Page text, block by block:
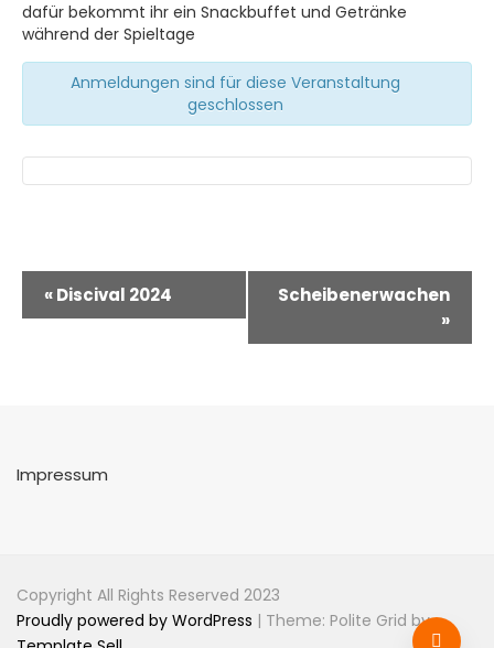
dafür bekommt ihr ein Snackbuffet und Getränke
während der Spieltage
Anmeldungen sind für diese Veranstaltung
geschlossen
Veranstaltung-
Navigation
«Discival 2024
Scheibenerwachen
»
Impressum
Copyright All Rights Reserved 2023
Proudly powered by WordPress | Theme: Polite Grid by